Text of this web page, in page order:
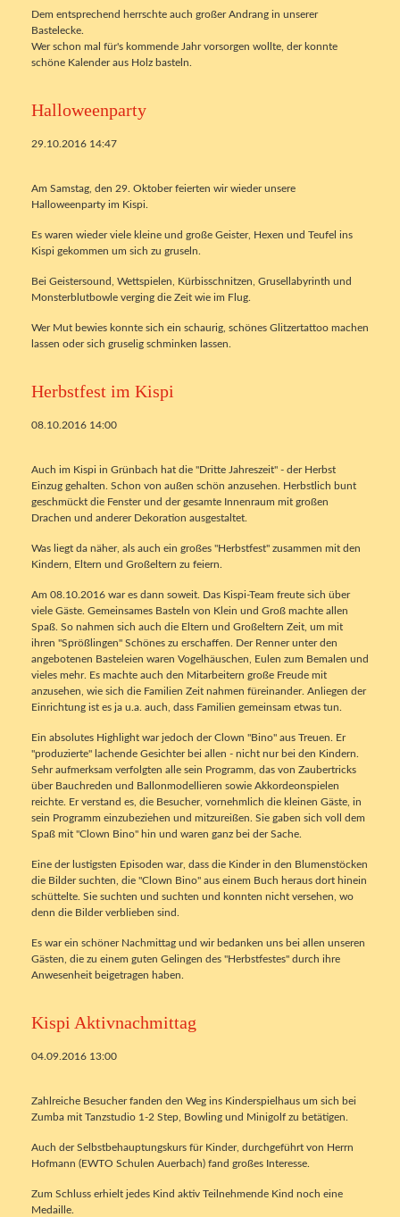
Dem entsprechend herrschte auch großer Andrang in unserer
Bastelecke.
Wer schon mal für's kommende Jahr vorsorgen wollte, der konnte
schöne Kalender aus Holz basteln.
Halloweenparty
29.10.2016 14:47
Am Samstag, den 29. Oktober feierten wir wieder unsere
Halloweenparty im Kispi.
Es waren wieder viele kleine und große Geister, Hexen und Teufel ins
Kispi gekommen um sich zu gruseln.
Bei Geistersound, Wettspielen, Kürbisschnitzen, Grusellabyrinth und
Monsterblutbowle verging die Zeit wie im Flug.
Wer Mut bewies konnte sich ein schaurig, schönes Glitzertattoo machen
lassen oder sich gruselig schminken lassen.
Herbstfest im Kispi
08.10.2016 14:00
Auch im Kispi in Grünbach hat die "Dritte Jahreszeit" - der Herbst
Einzug gehalten. Schon von außen schön anzusehen. Herbstlich bunt
geschmückt die Fenster und der gesamte Innenraum mit großen
Drachen und anderer Dekoration ausgestaltet.
Was liegt da näher, als auch ein großes "Herbstfest" zusammen mit den
Kindern, Eltern und Großeltern zu feiern.
Am 08.10.2016 war es dann soweit. Das Kispi-Team freute sich über
viele Gäste. Gemeinsames Basteln von Klein und Groß machte allen
Spaß. So nahmen sich auch die Eltern und Großeltern Zeit, um mit
ihren "Sprößlingen" Schönes zu erschaffen. Der Renner unter den
angebotenen Basteleien waren Vogelhäuschen, Eulen zum Bemalen und
vieles mehr. Es machte auch den Mitarbeitern große Freude mit
anzusehen, wie sich die Familien Zeit nahmen füreinander. Anliegen der
Einrichtung ist es ja u.a. auch, dass Familien gemeinsam etwas tun.
Ein absolutes Highlight war jedoch der Clown "Bino" aus Treuen. Er
"produzierte" lachende Gesichter bei allen - nicht nur bei den Kindern.
Sehr aufmerksam verfolgten alle sein Programm, das von Zaubertricks
über Bauchreden und Ballonmodellieren sowie Akkordeonspielen
reichte. Er verstand es, die Besucher, vornehmlich die kleinen Gäste, in
sein Programm einzubeziehen und mitzureißen. Sie gaben sich voll dem
Spaß mit "Clown Bino" hin und waren ganz bei der Sache.
Eine der lustigsten Episoden war, dass die Kinder in den Blumenstöcken
die Bilder suchten, die "Clown Bino" aus einem Buch heraus dort hinein
schüttelte. Sie suchten und suchten und konnten nicht versehen, wo
denn die Bilder verblieben sind.
Es war ein schöner Nachmittag und wir bedanken uns bei allen unseren
Gästen, die zu einem guten Gelingen des "Herbstfestes" durch ihre
Anwesenheit beigetragen haben.
Kispi Aktivnachmittag
04.09.2016 13:00
Zahlreiche Besucher fanden den Weg ins Kinderspielhaus um sich bei
Zumba mit Tanzstudio 1-2 Step, Bowling und Minigolf zu betätigen.
Auch der Selbstbehauptungskurs für Kinder, durchgeführt von Herrn
Hofmann (EWTO Schulen Auerbach) fand großes Interesse.
Zum Schluss erhielt jedes Kind aktiv Teilnehmende Kind noch eine
Medaille.